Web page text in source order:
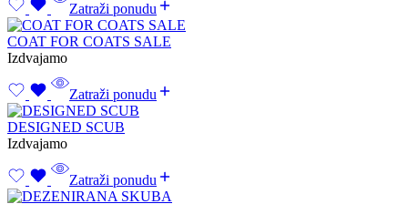
Zatraži ponudu
COAT FOR COATS SALE
Izdvajamo
Zatraži ponudu
DESIGNED SCUB
Izdvajamo
Zatraži ponudu